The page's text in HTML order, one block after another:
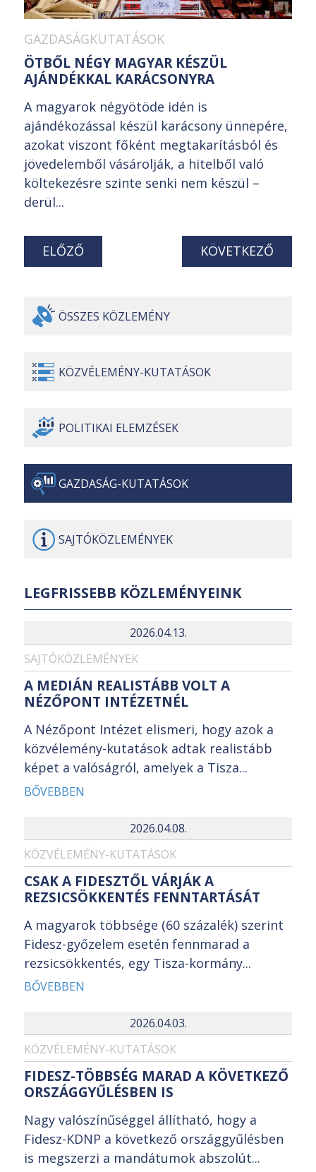
GAZDASÁGKUTATÁSOK
ÖTBŐL NÉGY MAGYAR KÉSZÜL
AJÁNDÉKKAL KARÁCSONYRA
A magyarok négyötöde idén is
ajándékozással készül karácsony ünnepére,
azokat viszont főként megtakarításból és
jövedelemből vásárolják, a hitelből való
költekezésre szinte senki nem készül –
derül...
ELŐZŐ KÖVETKEZŐ
ÖSSZES KÖZLEMÉNY
KÖZVÉLEMÉNY-KUTATÁSOK
POLITIKAI ELEMZÉSEK
GAZDASÁG-KUTATÁSOK
SAJTÓKÖZLEMÉNYEK
LEGFRISSEBB KÖZLEMÉNYEINK
2026.04.13.
SAJTÓKÖZLEMÉNYEK
A MEDIÁN REALISTÁBB VOLT A
NÉZŐPONT INTÉZETNÉL
A Nézőpont Intézet elismeri, hogy azok a
közvélemény-kutatások adtak realistább
képet a valóságról, amelyek a Tisza...
BŐVEBBEN
2026.04.08.
KÖZVÉLEMÉNY-KUTATÁSOK
CSAK A FIDESZTŐL VÁRJÁK A
REZSICSÖKKENTÉS FENNTARTÁSÁT
A magyarok többsége (60 százalék) szerint
Fidesz-győzelem esetén fennmarad a
rezsicsökkentés, egy Tisza-kormány...
BŐVEBBEN
2026.04.03.
KÖZVÉLEMÉNY-KUTATÁSOK
FIDESZ-TÖBBSÉG MARAD A KÖVETKEZŐ
ORSZÁGGYŰLÉSBEN IS
Nagy valószínűséggel állítható, hogy a
Fidesz-KDNP a következő országgyűlésben
is megszerzi a mandátumok abszolút...